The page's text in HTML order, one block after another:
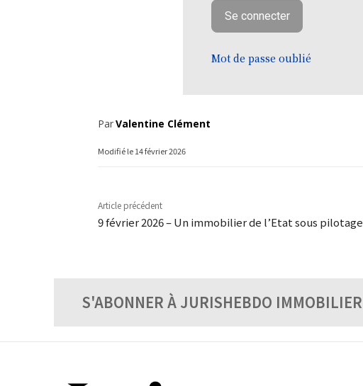
Mot de passe oublié
ParValentine Clément
Modifié le14 février 2026
Article précédent
9 février 2026 – Un immobilier de l’Etat sous pilotage
S'ABONNER À JURISHEBDO IMMOBILIER